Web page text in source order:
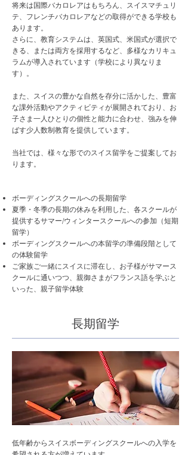
将来は国際バカロレアはもちろん、スイスマチュリ
テ、フレンチバカロレアなどの取得ができる学校も
あります。
さらに、教育システムは、英国式、米国式が選択で
きる、または両方を採用するなど、多様なカリキュ
ラムが導入されています（学校により異なりま
す）。
また、スイスの豊かな自然を存分に活かした、豊富
な課外活動やアクティビティが展開されており、お
子さま一人ひとりの個性と能力に合わせ、強みを伸
ばす少人数制教育を提供しています。
​当社では、様々な形でのスイス留学をご提案してお
ります。
ボーディングスクールへの長期留学
夏季・冬季の長期の休みを利用した、各スクールが
提供するサマー/ウィンタースクールへの参加（短期
留学）
ボーディングスクールへの本留学の準備段階として
の体験留学
ご家族ご一緒にスイスに滞在し、お子様がサマース
クールに通いつつ、親御さまがフランス語を学ぶと
いった、親子留学体験​
長期留学
低年齢からスイスボーディングスクールへの入学を